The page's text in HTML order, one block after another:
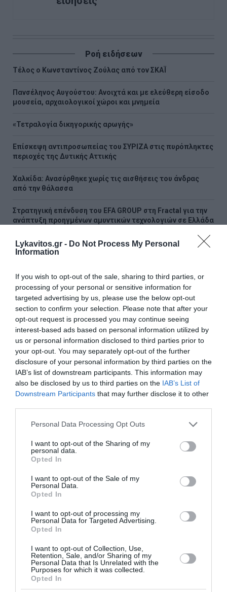
Lykavitos.gr - Do Not Process My Personal
Information
If you wish to opt-out of the sale, sharing to third parties, or
processing of your personal or sensitive information for
targeted advertising by us, please use the below opt-out
section to confirm your selection. Please note that after your
opt-out request is processed you may continue seeing
interest-based ads based on personal information utilized by
us or personal information disclosed to third parties prior to
your opt-out. You may separately opt-out of the further
disclosure of your personal information by third parties on the
IAB’s list of downstream participants. This information may
also be disclosed by us to third parties on the IAB’s List of
Downstream Participants that may further disclose it to other
Please note that this website/app uses one or more Google
not limited to your visit or usage behaviour. You may click to
grant or deny consent to Google and its third-party tags to
use your data for below specified purposes in below Google
consent section.
Personal Data Processing Opt Outs
I want to opt-out of the Sharing of my
personal data.
Opted In
I want to opt-out of the Sale of my
Personal Data.
Opted In
I want to opt-out of processing my
Personal Data for Targeted Advertising.
Opted In
I want to opt-out of Collection, Use,
Retention, Sale, and/or Sharing of my
Personal Data that Is Unrelated with the
Purposes for which it was collected.
Opted In
Ροή ειδήσεων
Τέλος ο Κωνσταντίνος Ζούλας από τον ΣΚΑΪ
Πανσέληνος Αυγούστου: Ανοιχτά και με ελεύθερη είσοδο
μουσεία, αρχαιολογικοί χώροι και μνημεία
«Τετραλογία δικηγορικής αρωγής»
Επίσκεψη αντιπροσωπείας του ΣΥΡΙΖΑ στις πυρόπληκτες
περιοχές της Δυτικής Αττικής
Χαλκίδα: Ανασύρθηκε χωρίς τις αισθήσεις του άνδρας
από την θάλασσα
Στρατηγική επένδυση του EFA GROUP στη Fractal για την
ανάπτυξη προηγμένων αμυντικών τεχνολογιών σε Ελλάδα
Πυρκαγιά σε χαμηλή βλάστηση στο Μαρκόπουλο Αττικής
Τουρκία: «Η αμυντική συμφωνία με Σαουδική Αραβία και
Πακιστάν δεν στοχεύει κάποια συγκεκριμένη χώρα»
Τι έχει αλλάξει σε Πυροσβεστική και Πολιτική Προστασία
τα τελευταία χρόνια
Σε 11 μήνες με αναστολή καταδικάστηκε ο 55χρονος στον
Μυστρά – Τι ανέφερε στο δικαστήριο
ΟΛΕΣ ΟΙ ΕΙΔΗΣΕΙΣ →
διαβάστε ακόμη
Ανδριανός: Άμεσα οι αποζημιώσεις για τους
πυρόπληκτους αγρότες